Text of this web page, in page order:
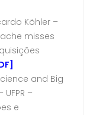
Köhler –
misses
and Big
–
e